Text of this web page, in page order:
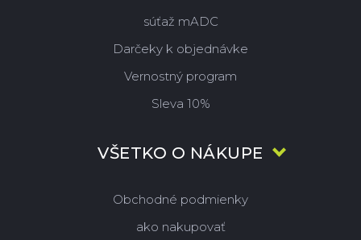
súťaž mADC
Darčeky k objednávke
Vernostný program
Sleva 10%
VŠETKO O NÁKUPE
Obchodné podmienky
ako nakupovať